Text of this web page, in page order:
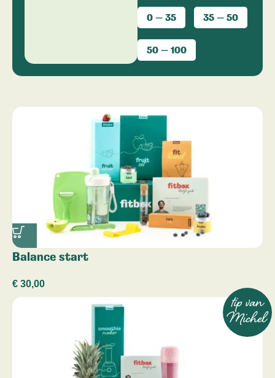
0 — 35 35 — 50
50 — 100
Balance start
€ 30,00
tip van
Michel